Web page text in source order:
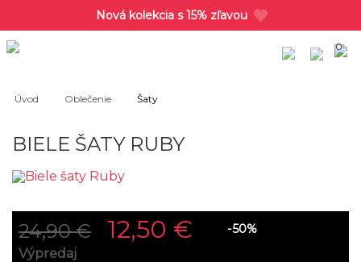
Nová kolekcia s 15% zľavou
0
Úvod Oblečenie Šaty
BIELE ŠATY RUBY
24,90 € 12,50 € -50%
Výpredaj